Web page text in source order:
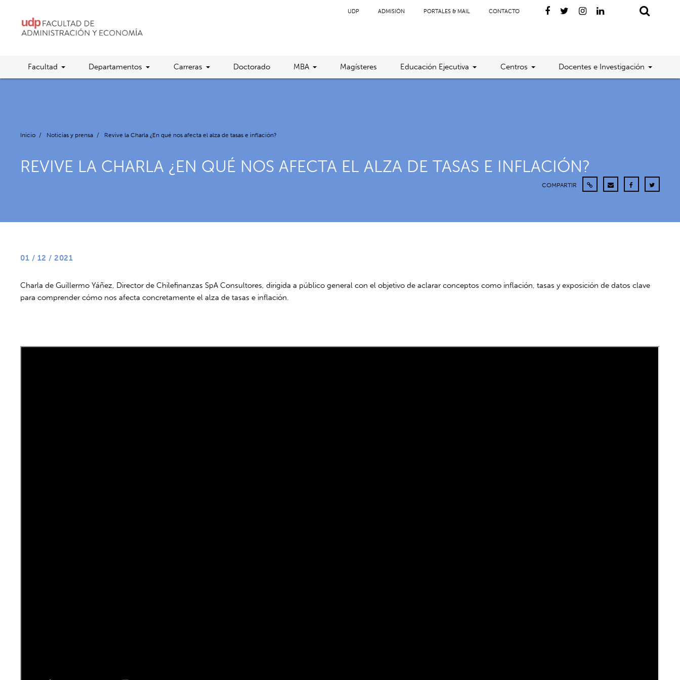
UDP ADMISIÓN PORTALES & MAIL CONTACTO
Facultad Departamentos Carreras Doctorado MBA Magísteres Educación Ejecutiva Centros Docentes e Investigación
Inicio / Noticias y prensa / Revive la Charla ¿En qué nos afecta el alza de tasas e inflación?
REVIVE LA CHARLA ¿EN QUÉ NOS AFECTA EL ALZA DE TASAS E INFLACIÓN?
COMPARTIR
01 / 12 / 2021
Charla de Guillermo Yáñez, Director de Chilefinanzas SpA Consultores, dirigida a público general con el objetivo de aclarar conceptos como inflación, tasas y exposición de datos clave
para comprender cómo nos afecta concretamente el alza de tasas e inflación.